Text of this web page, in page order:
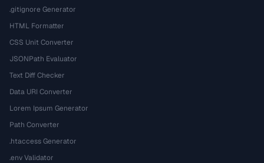
.gitignore Generator
HTML Formatter
CSS Unit Converter
JSONPath Evaluator
Text Diff Checker
Data URI Converter
Lorem Ipsum Generator
Path Converter
.htaccess Generator
.env Validator